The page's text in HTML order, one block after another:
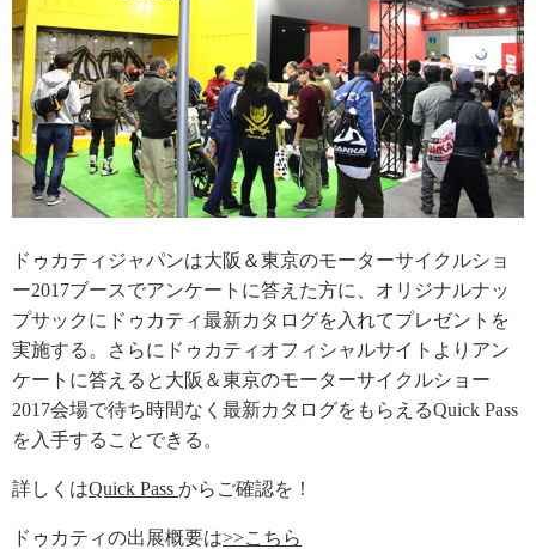
ドゥカティジャパンは大阪＆東京のモーターサイクルショ
ー2017ブースでアンケートに答えた方に、オリジナルナッ
プサックにドゥカティ最新カタログを入れてプレゼントを
実施する。さらにドゥカティオフィシャルサイトよりアン
ケートに答えると大阪＆東京のモーターサイクルショー
2017会場で待ち時間なく最新カタログをもらえるQuick Pass
を入手することできる。
詳しくはQuick Pass からご確認を！
ドゥカティの出展概要は>>こちら